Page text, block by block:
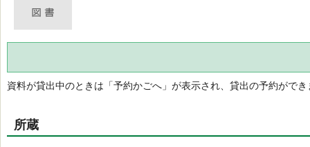
資料が貸出中のときは「予約かごへ」が表示され、貸出の予約ができ
所蔵